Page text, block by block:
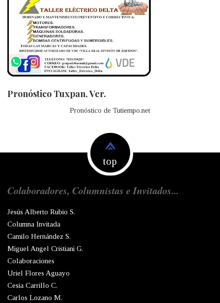
Pronóstico Tuxpan, Ver.
Pronóstico de Tutiempo.net
top
Colaboradores, Columnistas e Invitados...
Jesús Alberto Rubio S.
Columna Invitada
Camilo Hernández S.
Miguel Angel Cristiani G.
Colaboraciones
Uriel Flores Aguayo
Cesia Carrillo C.
Carlos Lozano M.